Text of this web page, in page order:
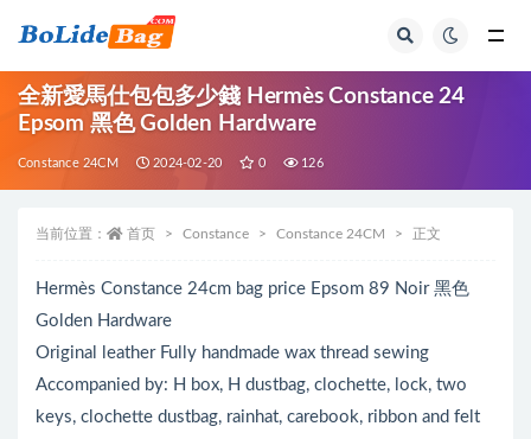
全新愛馬仕包包多少錢 Hermès Constance 24
Epsom 黑色 Golden Hardware
Constance 24CM 2024-02-20 0 126
当前位置： 首页 Constance Constance 24CM 正文
Hermès Constance 24cm bag price Epsom 89 Noir 黑色
Golden Hardware
Original leather Fully handmade wax thread sewing
Accompanied by: H box, H dustbag, clochette, lock, two
keys, clochette dustbag, rainhat, carebook, ribbon and felt